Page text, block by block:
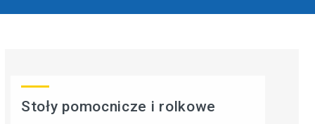
Stoły pomocnicze i rolkowe